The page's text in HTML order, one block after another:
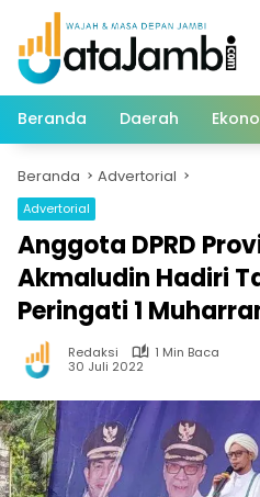
Langsung
konten
Beranda Daerah
Beranda Advertorial
Advertorial
Anggota DPRD
Akmaludin Hadiri
Peringati 1
Redaksi
1 Min Baca
30 Juli 2022